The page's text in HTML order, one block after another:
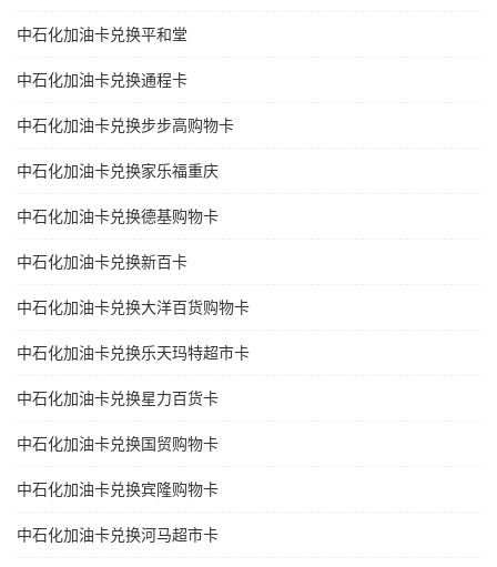
中石化加油卡兑换平和堂
中石化加油卡兑换通程卡
中石化加油卡兑换步步高购物卡
中石化加油卡兑换家乐福重庆
中石化加油卡兑换德基购物卡
中石化加油卡兑换新百卡
中石化加油卡兑换大洋百货购物卡
中石化加油卡兑换乐天玛特超市卡
中石化加油卡兑换星力百货卡
中石化加油卡兑换国贸购物卡
中石化加油卡兑换宾隆购物卡
中石化加油卡兑换河马超市卡